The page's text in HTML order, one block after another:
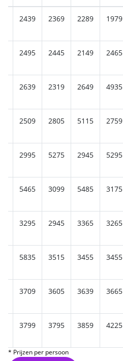
2439 2369 2289 1979
2495 2445 2149 2465
2639 2319 2649 4935
2509 2805 5115 2759
2995 5275 2945 5295
5465 3099 5485 3175
3295 2945 3365 3265
5835 3515 3455 3455
3709 3605 3639 3665
3799 3795 3859 4225
* Prijzen per persoon